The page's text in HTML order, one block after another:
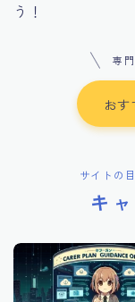
う！
専
お
サイトの
キ